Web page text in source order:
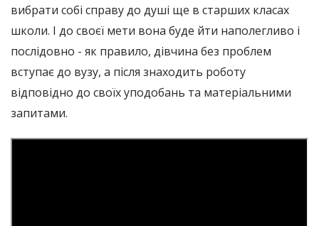
вибрати собі справу до душі ще в старших класах
школи. І до своєї мети вона буде йти наполегливо і
послідовно - як правило, дівчина без проблем
вступає до вузу, а після знаходить роботу
відповідно до своїх уподобань та матеріальними
запитами.